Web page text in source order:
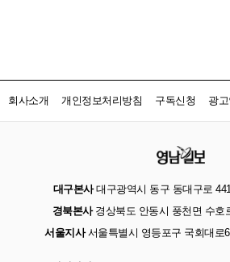
회사소개 개인정보처리방침 구독신청 광
대구본사대구광역시 동구 동대구로
경북본사경상북도 안동시 풍천면 수호
서울지사서울특별시 영등포구 국회대로